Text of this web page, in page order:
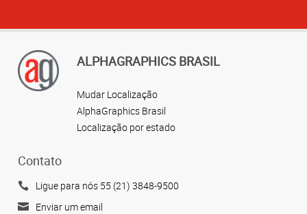
ALPHAGRAPHICS BRASIL
Mudar Localização
AlphaGraphics Brasil
Localização por estado
Contato
Ligue para nós 55 (21) 3848-9500
Enviar um email